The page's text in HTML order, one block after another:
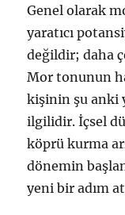
Genel olarak
yaratıcı
değildir; daha
Mor tonunun
kişinin şu anki
ilgilidir. İçsel
köprü kurma
dönemin
yeni bir adım